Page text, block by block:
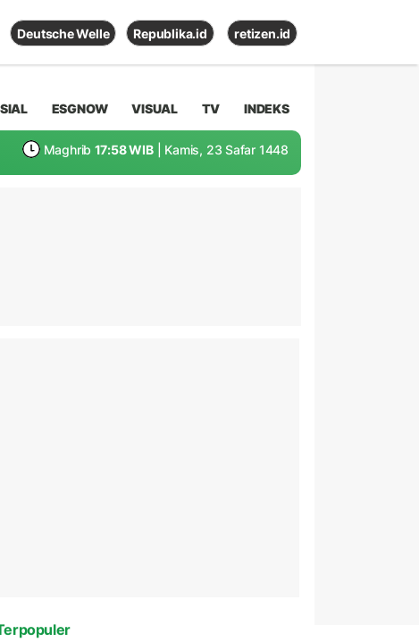
Deutsche Welle Republika.id retizen.id
ESGNOW VISUAL TV INDEKS
Maghrib 17:58 WIB | Kamis, 23 Safar 1448